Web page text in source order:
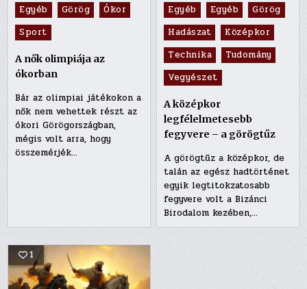
Posted
in
Egyéb Görög
Ókor
Sport
A nők olimpiája az
ókorban
Bár az olimpiai játékokon a
nők nem vehettek részt az
ókori Görögországban,
mégis volt arra, hogy
összemérjék…
Posted
in
Egyéb Egyéb
Görög
Hadászat
Középkor
Technika
Tudomány
Vegyészet
A középkor
legfélelmetesebb
fegyvere – a görögtűz
A görögtűz a középkor, de
talán az egész hadtörténet
egyik legtitokzatosabb
fegyvere volt a Bizánci
Birodalom kezében,…
1